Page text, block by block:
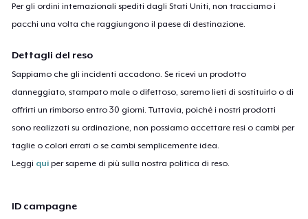
Per gli ordini internazionali spediti dagli Stati Uniti, non tracciamo i
pacchi una volta che raggiungono il paese di destinazione.
Dettagli del reso
Sappiamo che gli incidenti accadono. Se ricevi un prodotto
danneggiato, stampato male o difettoso, saremo lieti di sostituirlo o di
offrirti un rimborso entro 30 giorni. Tuttavia, poiché i nostri prodotti
sono realizzati su ordinazione, non possiamo accettare resi o cambi per
taglie o colori errati o se cambi semplicemente idea.
Leggi qui per saperne di più sulla nostra politica di reso.
ID campagne